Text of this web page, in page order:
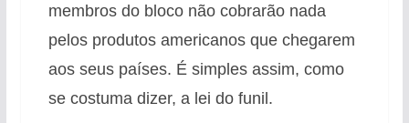
membros do bloco não cobrarão nada
pelos produtos americanos que chegarem
aos seus países. É simples assim, como
se costuma dizer, a lei do funil.